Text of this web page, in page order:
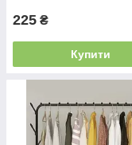
225 ₴
Купити